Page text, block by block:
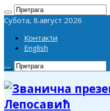
Субота, 8.август 2026
Контакти
English